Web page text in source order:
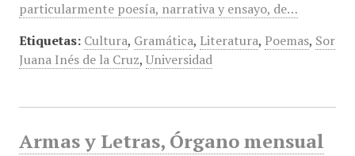
particularmente poesía, narrativa y ensayo, de…
Etiquetas: Cultura, Gramática, Literatura, Poemas, Sor
Juana Inés de la Cruz, Universidad
Armas y Letras, Órgano mensual